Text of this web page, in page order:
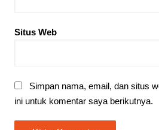
Situs Web
Simpan nama, email, dan situs
ini untuk komentar saya berikutnya.